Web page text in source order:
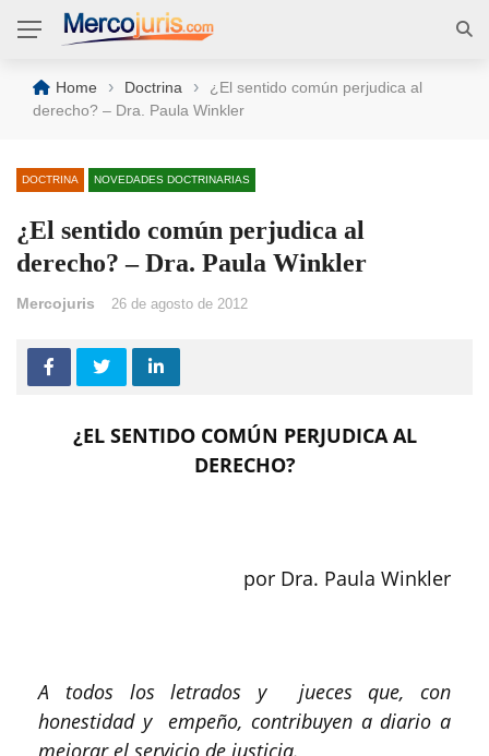
Home › Doctrina ›
¿El sentido común perjudica al
derecho? – Dra. Paula Winkler
DOCTRINA NOVEDADES DOCTRINARIAS
¿El sentido común perjudica al
derecho? – Dra. Paula Winkler
Mercojuris 26 de agosto de 2012
¿EL SENTIDO COMÚN PERJUDICA AL
DERECHO?
por Dra. Paula Winkler
A todos los letrados y jueces que, con
honestidad y empeño, contribuyen a diario a
mejorar el servicio de justicia.